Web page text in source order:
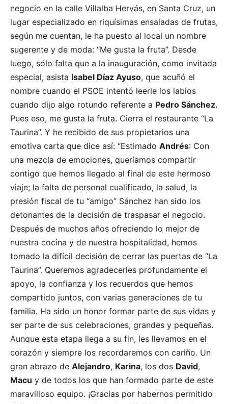
negocio en la calle Villalba Hervás, en Santa Cruz, un
lugar especializado en riquísimas ensaladas de frutas,
según me cuentan, le ha puesto al local un nombre
sugerente y de moda: “Me gusta la fruta”. Desde
luego, sólo falta que a la inauguración, como invitada
especial, asista Isabel Díaz Ayuso, que acuñó el
nombre cuando el PSOE intentó leerle los labios
cuando dijo algo rotundo referente a Pedro Sánchez.
Pues eso, me gusta la fruta. Cierra el restaurante “La
Taurina”. Y he recibido de sus propietarios una
emotiva carta que dice así: “Estimado Andrés: Con
una mezcla de emociones, queríamos compartir
contigo que hemos llegado al final de este hermoso
viaje; la falta de personal cualificado, la salud, la
presión fiscal de tu “amigo” Sánchez han sido los
detonantes de la decisión de traspasar el negocio.
Después de muchos años ofreciendo lo mejor de
nuestra cocina y de nuestra hospitalidad, hemos
tomado la difícil decisión de cerrar las puertas de “La
Taurina”. Queremos agradecerles profundamente el
apoyo, la confianza y los recuerdos que hemos
compartido juntos, con varias generaciones de tu
familia. Ha sido un honor formar parte de sus vidas y
ser parte de sus celebraciones, grandes y pequeñas.
Aunque esta etapa llega a su fin, les llevamos en el
corazón y siempre los recordaremos con cariño. Un
gran abrazo de Alejandro, Karina, los dos David,
Macu y de todos los que han formado parte de este
maravilloso equipo. ¡Gracias por habernos permitido